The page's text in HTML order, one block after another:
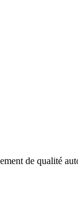
de qualité